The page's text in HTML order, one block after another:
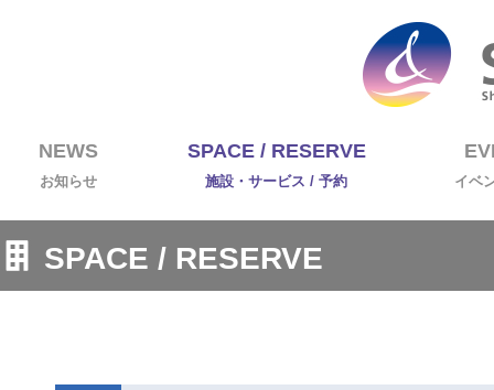
NEWS
お知らせ
SPACE / RESERVE
施設・サービス / 予約 イベ
SPACE / RESERVE